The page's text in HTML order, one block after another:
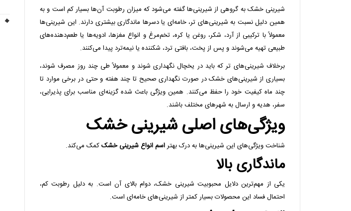
شیرینی خشک به گروهی از شیرینی‌ها گفته می‌شود که میزان رطوبت آن‌ها بسیار کم است و به
همین دلیل نسبت به شیرینی‌های تر، خامه‌ای یا دسرها ماندگاری بیشتری دارند. این شیرینی‌ها
معمولاً با ترکیبی از آرد، شکر، روغن یا کره، تخم‌مرغ و انواع مغزها، ادویه‌ها یا طعم‌دهنده‌های
طبیعی تهیه می‌شوند و پس از پخت، بافتی ترد، شکننده یا نیمه‌ترد پیدا می‌کنند.
برخلاف شیرینی‌های تر که باید در یخچال نگهداری شوند و معمولاً طی چند روز مصرف شوند،
بسیاری از شیرینی‌های خشک در صورت نگهداری صحیح تا چند هفته و حتی در برخی موارد تا
چند ماه کیفیت خود را حفظ می‌کنند. همین ویژگی باعث شده گزینه‌ای مناسب برای پذیرایی،
سفر، هدیه و ارسال به شهرهای مختلف باشند.
ویژگی‌های اصلی شیرینی خشک
شناخت ویژگی‌های این شیرینی‌ها به درک بهتراسم انواع شیرینی خشککمک می‌کند.
ماندگاری بالا
یکی از مهم‌ترین دلایل محبوبیت شیرینی خشک، دوام بالای آن است. به دلیل رطوبت کم،
احتمال فساد این محصولات بسیار کمتر از شیرینی‌های خامه‌ای است.